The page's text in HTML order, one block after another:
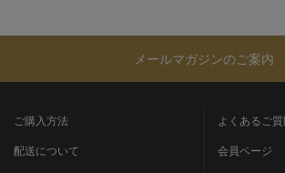
メールマガジンのご案内
ご購入方法
配送について
よくあるご
会員ページ